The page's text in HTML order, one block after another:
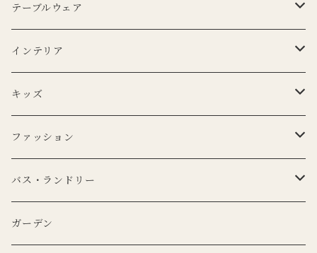
エプロン
Lino e Lina
BERTOZZI
キッチンクロス
Lino e Lina
BERTOZZI
テーブルウェア
プレート
CARRON
3RD CERAMICS
ボウル
CARRON
KANEKO KOHYO POTTERY
マグカップ
CARRON
3RD CERAMICS
グラス
KIMOTO GLASS TOKYO
カトラリー
インテリア
ポータブルランプ
マイクロシリーズ
クラシックシリーズ
LEDキャンドル
LEDキャンドル
Uyuni Lithing
キャンドルホルダー
LSA
アニマルフック
キッズ
ぬいぐるみ
ピロー
ファッション
トートバッグ
CARRON
サスペンダー
バス・ランドリー
タオル
ガーデン